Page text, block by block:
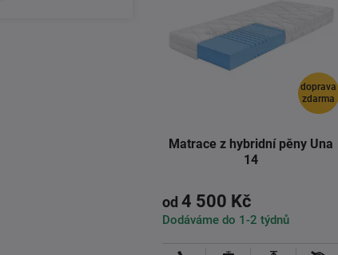
doprava
zdarma
Matrace z hybridní pěny Una
14
od 4 500 Kč
Dodáváme do 1-2 týdnů